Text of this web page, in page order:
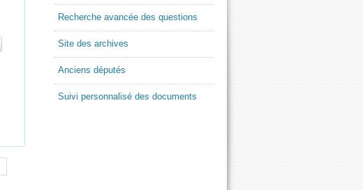
Recherche avancée des questions
Site des archives
Anciens députés
Suivi personnalisé des documents